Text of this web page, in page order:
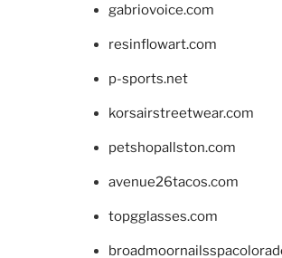
gabriovoice.com
resinflowart.com
p-sports.net
korsairstreetwear.com
petshopallston.com
avenue26tacos.com
topgglasses.com